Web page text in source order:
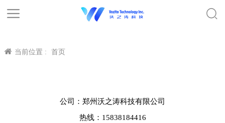
当前位置 : 首页
公司：郑州沃之涛科技有限公司
热线：15838184416